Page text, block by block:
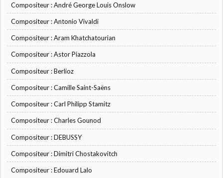
Compositeur : André George Louis Onslow
Compositeur : Antonio Vivaldi
Compositeur : Aram Khatchatourian
Compositeur : Astor Piazzola
Compositeur : Berlioz
Compositeur : Camille Saint-Saëns
Compositeur : Carl Philipp Stamitz
Compositeur : Charles Gounod
Compositeur : DEBUSSY
Compositeur : Dimitri Chostakovitch
Compositeur : Edouard Lalo